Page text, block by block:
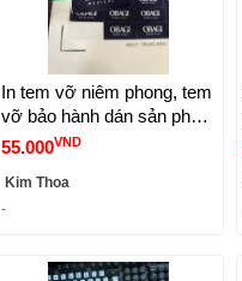
In tem vỡ niêm phong, tem
vỡ bảo hành dán sản phẩm
mỹ phẩm - VINADESIGN
55.000VND
Kim Thoa
-